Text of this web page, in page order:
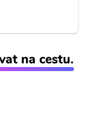
na cestu.